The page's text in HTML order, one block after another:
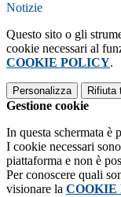
Notizie
Questo sito o gli
cookie necessari al
COOKIE POLICY.
Personalizza Rifiuta
Gestione cookie
In questa schermata è
I cookie necessari
piattaforma e non è
Per conoscere quali
visionare la COOKIE